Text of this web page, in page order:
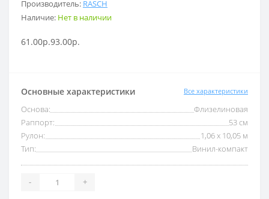
Производитель: RASCH
Наличие: Нет в наличии
61.00р.93.00р.
Основные характеристики Все характеристики
Основа:
Флизелиновая
Раппорт:
53 см
Рулон:
1,06 x 10,05 м
Тип:
Винил-компакт
- +